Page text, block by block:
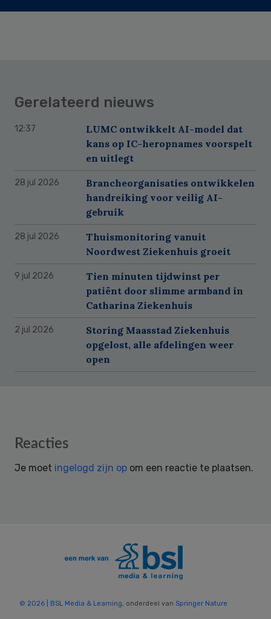
Gerelateerd nieuws
12:37
LUMC ontwikkelt AI-model dat
kans op IC-heropnames voorspelt
en uitlegt
28 jul 2026
Brancheorganisaties ontwikkelen
handreiking voor veilig AI-
gebruik
28 jul 2026
Thuismonitoring vanuit
Noordwest Ziekenhuis groeit
9 jul 2026
Tien minuten tijdwinst per
patiënt door slimme armband in
Catharina Ziekenhuis
2 jul 2026
Storing Maasstad Ziekenhuis
opgelost, alle afdelingen weer
open
Reader
Reacties
Je moet ingelogd zijn op om een reactie te plaatsen.
© 2026 | BSL Media & Learning, onderdeel van Springer Nature